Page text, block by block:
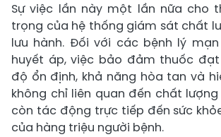
Sự việc lần này một lần nữa cho
trọng của hệ thống giám sát chất
lưu hành. Đối với các bệnh lý
huyết áp, việc bảo đảm thuốc
độ ổn định, khả năng hòa tan và
không chỉ liên quan đến chất
còn tác động trực tiếp đến sức
của hàng triệu người bệnh.